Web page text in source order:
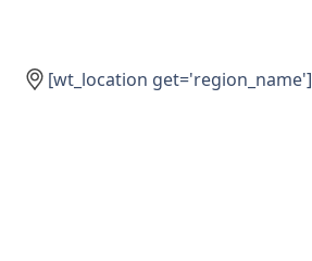
[wt_location get='region_name']